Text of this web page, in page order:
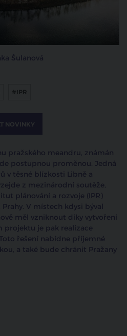
Šulanová
#IPR
NOVINKY
pražského meandru, známán
postupnou proměnou. Jedná
v těsné blízkosti Libně a
z mezinárodní soutěže,
plánování a rozvoje (IPR)
V místech kdysi býval
měl vzniknout díky vytvoření
projektu je pak realizace
řešení nabídne příjemné
a také bude chránit Pražany